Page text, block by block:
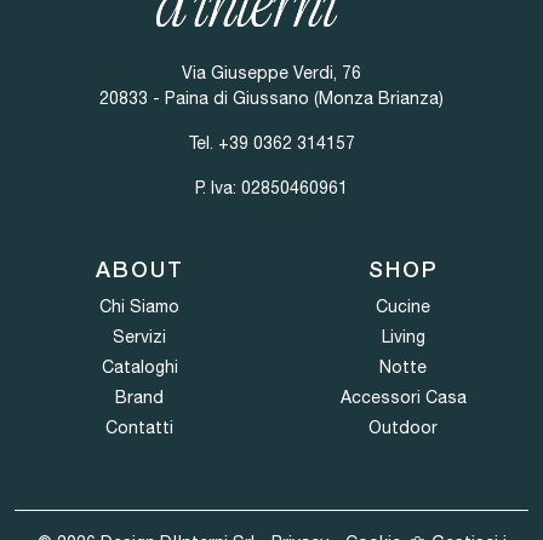
Via Giuseppe Verdi, 76
20833 - Paina di Giussano (Monza Brianza)
Tel. +39 0362 314157
P. Iva: 02850460961
ABOUT
Chi Siamo
Servizi
Cataloghi
Brand
Contatti
SHOP
Cucine
Living
Notte
Accessori Casa
Outdoor